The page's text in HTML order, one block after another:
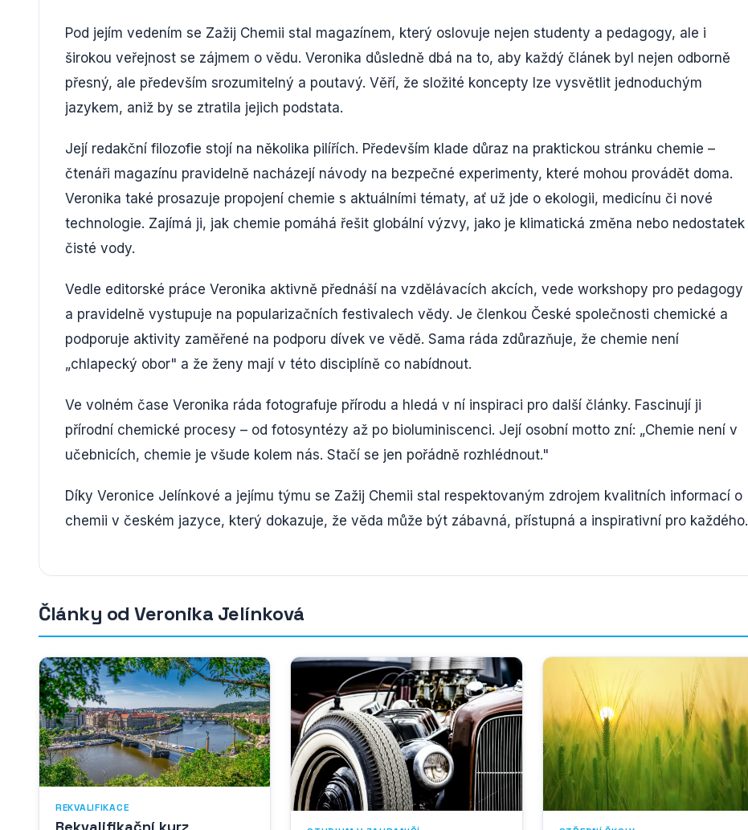
Pod jejím vedením se Zažij Chemii stal magazínem, který oslovuje nejen studenty a pedagogy, ale i
širokou veřejnost se zájmem o vědu. Veronika důsledně dbá na to, aby každý článek byl nejen odborně
přesný, ale především srozumitelný a poutavý. Věří, že složité koncepty lze vysvětlit jednoduchým
jazykem, aniž by se ztratila jejich podstata.
Její redakční filozofie stojí na několika pilířích. Především klade důraz na praktickou stránku chemie –
čtenáři magazínu pravidelně nacházejí návody na bezpečné experimenty, které mohou provádět doma.
Veronika také prosazuje propojení chemie s aktuálními tématy, ať už jde o ekologii, medicínu či nové
technologie. Zajímá ji, jak chemie pomáhá řešit globální výzvy, jako je klimatická změna nebo nedostatek
čisté vody.
Vedle editorské práce Veronika aktivně přednáší na vzdělávacích akcích, vede workshopy pro pedagogy
a pravidelně vystupuje na popularizačních festivalech vědy. Je členkou České společnosti chemické a
podporuje aktivity zaměřené na podporu dívek ve vědě. Sama ráda zdůrazňuje, že chemie není
„chlapecký obor" a že ženy mají v této disciplíně co nabídnout.
Ve volném čase Veronika ráda fotografuje přírodu a hledá v ní inspiraci pro další články. Fascinují ji
přírodní chemické procesy – od fotosyntézy až po bioluminiscenci. Její osobní motto zní: „Chemie není v
učebnicích, chemie je všude kolem nás. Stačí se jen pořádně rozhlédnout."
Díky Veronice Jelínkové a jejímu týmu se Zažij Chemii stal respektovaným zdrojem kvalitních informací o
chemii v českém jazyce, který dokazuje, že věda může být zábavná, přístupná a inspirativní pro každého.
Články od Veronika Jelínková
REKVALIFIKACE